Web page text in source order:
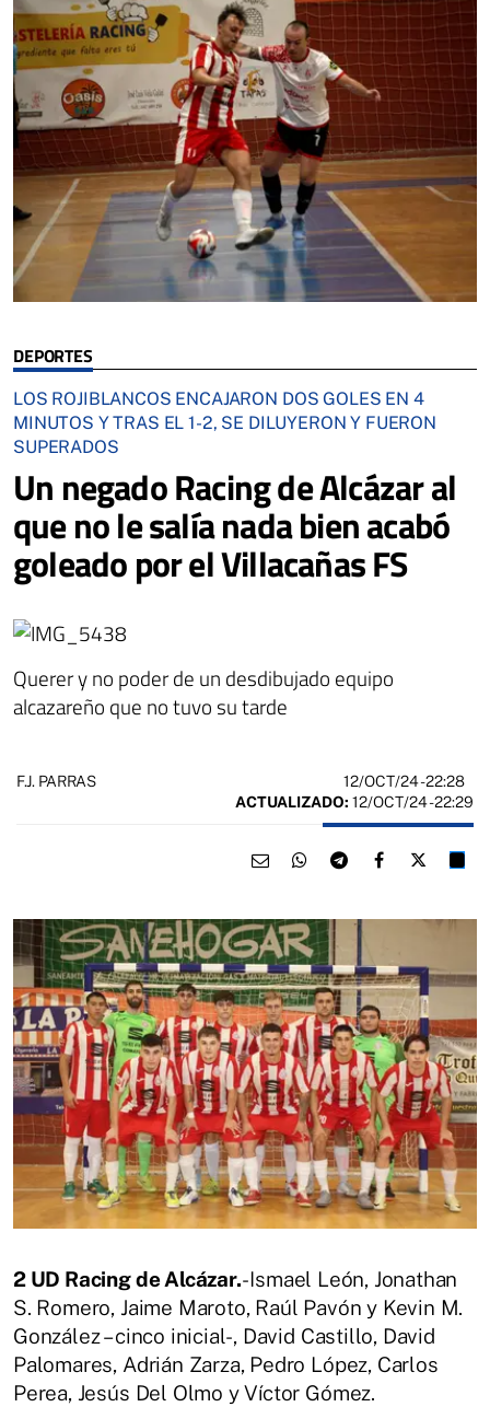
DEPORTES
LOS ROJIBLANCOS ENCAJARON DOS GOLES EN 4
MINUTOS Y TRAS EL 1-2, SE DILUYERON Y FUERON
SUPERADOS
Un negado Racing de Alcázar al
que no le salía nada bien acabó
goleado por el Villacañas FS
Querer y no poder de un desdibujado equipo
alcazareño que no tuvo su tarde
F.J. PARRAS 12/OCT/24- 22:28
ACTUALIZADO: 12/OCT/24 - 22:29
2 UD Racing de Alcázar.- Ismael León, Jonathan
S. Romero, Jaime Maroto, Raúl Pavón y Kevin M.
González – cinco inicial-, David Castillo, David
Palomares, Adrián Zarza, Pedro López, Carlos
Perea, Jesús Del Olmo y Víctor Gómez.